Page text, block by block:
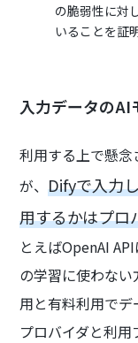
の脆弱性に対
いることを証
入力データのAI
利用する上で懸
が、Difyで入力
用するかはプロ
とえばOpenAI
の学習に使わな
用と有料利用で
プロバイダと利用